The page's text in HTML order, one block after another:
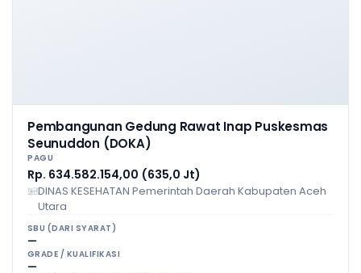
Pembangunan Gedung Rawat Inap Puskesmas
Seunuddon (DOKA)
PAGU
Rp. 634.582.154,00 (635,0 Jt)
DINAS KESEHATAN Pemerintah Daerah Kabupaten Aceh
Utara
SBU (DARI SYARAT)
—
GRADE / KUALIFIKASI
—